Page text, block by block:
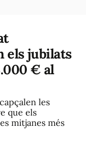
els jubilats
€ al
les
que els
mitjanes més